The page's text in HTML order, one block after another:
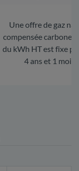
Une offre de gaz
compensée carbone.
du kWh HT est fixe
4 ans et 1 mois.